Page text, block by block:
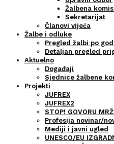
Žalbena
Sekretarijat
Članovi vijeća
Žalbe i odluke
Pregled žalbi po
Detaljan pregled
Aktuelno
Događaji
Sjednice žalbene
Projekti
JUFREX
JUFREX2
STOP! GOVORU
Profesija novinar/
Mediji i javni ugled
UNESCO/EU